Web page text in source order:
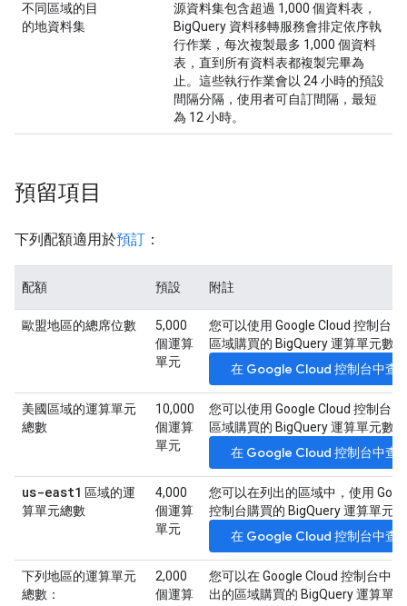
不同區域的目
的地資料集
源資料集包含超過 1,000 個資料表，
BigQuery 資料移轉服務會排定依序執
行作業，每次複製最多 1,000 個資料
表，直到所有資料表都複製完畢為
止。這些執行作業會以 24 小時的預設
間隔分隔，使用者可自訂間隔，最短
為 12 小時。
預留項目
下列配額適用於預訂 ：
配額 預設 附註
歐盟地區的總席位數
5,000
個運算
單元
您可以使用 Google Cloud 控制台
區域購買的 BigQuery 運算單元數
在 Google Cloud 控制台中查
美國區域的運算單元
總數
10,000
個運算
單元
您可以使用 Google Cloud 控制台
區域購買的 BigQuery 運算單元數
在 Google Cloud 控制台中查
us-east1 區域的運
算單元總數
4,000
個運算
單元
您可以在列出的區域中，使用
控制台購買的 BigQuery 運算單元
在 Google Cloud 控制台中查
下列地區的運算單元
總數：
2,000
個運算
您可以在 Google Cloud 控制台中
出的區域購買的 BigQuery 運算單